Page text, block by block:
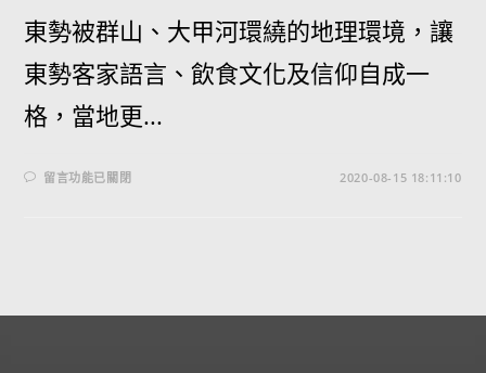
東勢被群山、大甲河環繞的地理環境，讓
東勢客家語言、飲食文化及信仰自成一
格，當地更...
留言功能已關閉 2020-08-15 18:11:10